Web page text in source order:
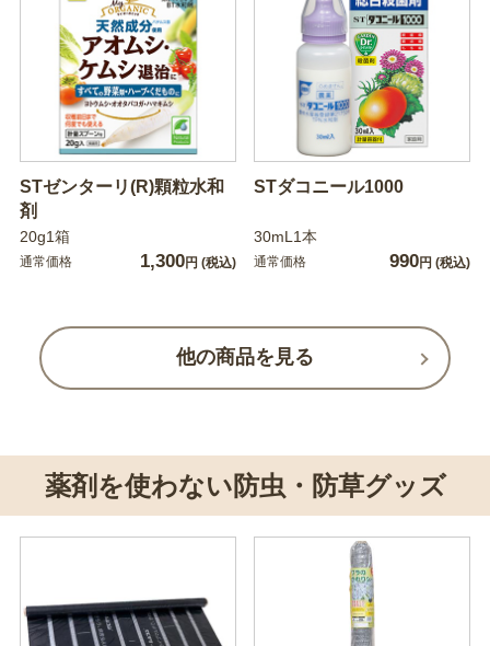
STゼンターリ(R)顆粒水和
剤
20g1箱
通常価格 1,300円 (税込)
STダコニール1000
30mL1本
通常価格 990円 (税込)
他の商品を見る
薬剤を使わない防虫・防草グッズ